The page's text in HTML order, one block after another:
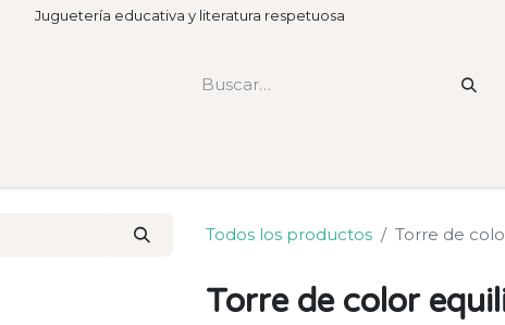
Juguetería educativa y literatura respetuosa
Todos los productos Torre de
Torre de color